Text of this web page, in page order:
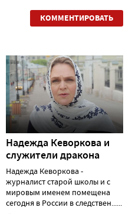
КОММЕНТИРОВАТЬ
Надежда Кеворкова и
служители дракона
Надежда Кеворкова -
журналист старой школы и с
мировым именем помещена
сегодня в России в следствен......